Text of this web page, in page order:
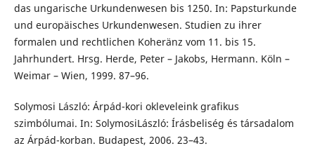
das ungarische Urkundenwesen bis 1250. In: Papsturkunde
und europäisches Urkundenwesen. Studien zu ihrer
formalen und rechtlichen Koheränz vom 11. bis 15.
Jahrhundert. Hrsg. Herde, Peter – Jakobs, Hermann. Köln –
Weimar – Wien, 1999. 87–96.
Solymosi László: Árpád-kori okleveleink grafikus
szimbólumai. In: SolymosiLászló: Írásbeliség és társadalom
az Árpád-korban. Budapest, 2006. 23–43.